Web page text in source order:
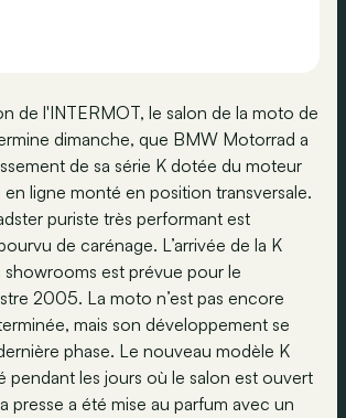
de l'INTERMOT, le salon de la moto de
dimanche, que BMW Motorrad a
de sa série K dotée du moteur
ligne monté en position transversale.
puriste très performant est
de carénage. L’arrivée de la K
showrooms est prévue pour le
2005. La moto n’est pas encore
mais son développement se
phase. Le nouveau modèle K
pendant les jours où le salon est ouvert
presse a été mise au parfum avec un